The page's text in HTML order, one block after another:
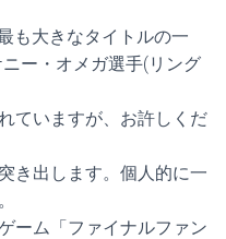
も大きなタイトルの一
ー・オメガ選手(リング
ていますが、お許しくだ
き出します。個人的に一
ーム「ファイナルファン